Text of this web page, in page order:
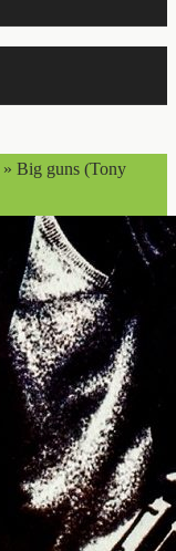
» Big guns (Tony